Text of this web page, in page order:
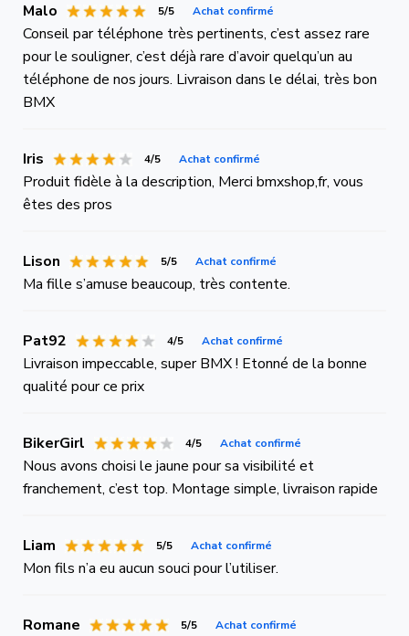
Malo 5/5 Achat confirmé
Conseil par téléphone très pertinents, c’est assez rare
pour le souligner, c’est déjà rare d’avoir quelqu’un au
téléphone de nos jours. Livraison dans le délai, très bon
BMX
Iris 4/5 Achat confirmé
Produit fidèle à la description, Merci bmxshop,fr, vous
êtes des pros
Lison 5/5 Achat confirmé
Ma fille s’amuse beaucoup, très contente.
Pat92 4/5 Achat confirmé
Livraison impeccable, super BMX ! Etonné de la bonne
qualité pour ce prix
BikerGirl 4/5 Achat confirmé
Nous avons choisi le jaune pour sa visibilité et
franchement, c’est top. Montage simple, livraison rapide
Liam 5/5 Achat confirmé
Mon fils n’a eu aucun souci pour l’utiliser.
Romane 5/5 Achat confirmé